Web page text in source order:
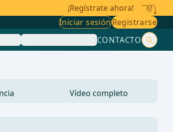
¡Regístrate ahora!
Iniciar sesiónRegistrarse
SOBRE NOSOTROSCONTACTO
Vídeo completo